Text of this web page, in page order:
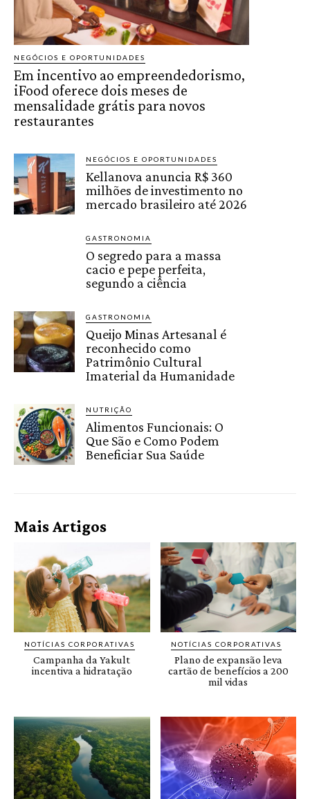
NEGÓCIOS E OPORTUNIDADES
Em incentivo ao empreendedorismo,
iFood oferece dois meses de
mensalidade grátis para novos
restaurantes
NEGÓCIOS E OPORTUNIDADES
Kellanova anuncia R$ 360
milhões de investimento no
mercado brasileiro até 2026
GASTRONOMIA
O segredo para a massa
cacio e pepe perfeita,
segundo a ciência
GASTRONOMIA
Queijo Minas Artesanal é
reconhecido como
Patrimônio Cultural
Imaterial da Humanidade
NUTRIÇÃO
Alimentos Funcionais: O
Que São e Como Podem
Beneficiar Sua Saúde
Mais Artigos
NOTÍCIAS CORPORATIVAS
Campanha da Yakult
incentiva a hidratação
NOTÍCIAS CORPORATIVAS
Plano de expansão leva
cartão de benefícios a 200
mil vidas